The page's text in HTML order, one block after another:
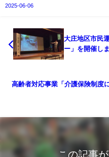
2025-06-06
大庄地区市民
ー」を開催し
高齢者対応事業「介護保険制度
この記事